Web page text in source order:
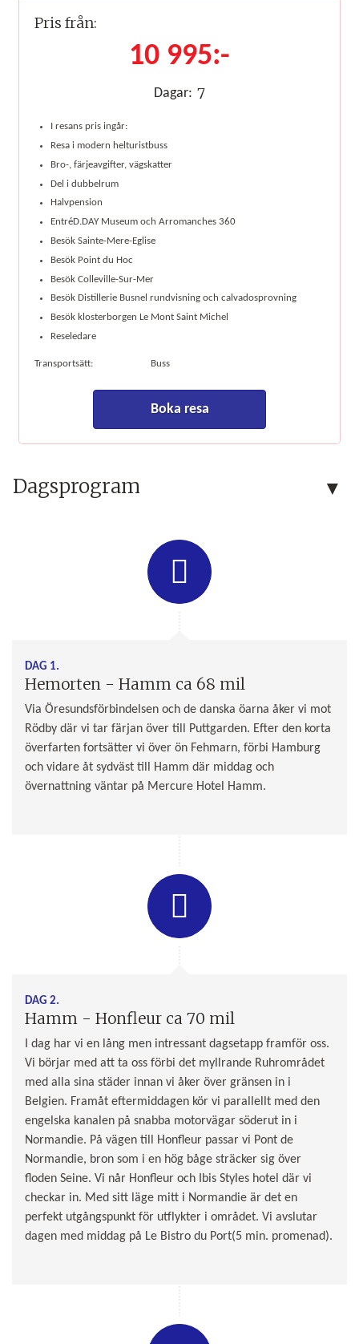
Pris från:
10 995:-
Dagar: 7
I resans pris ingår:
Resa i modern helturistbuss
Bro-, färjeavgifter, vägskatter
Del i dubbelrum
Halvpension
EntréD.DAY Museum och Arromanches 360
Besök Sainte-Mere-Eglise
Besök Point du Hoc
Besök Colleville-Sur-Mer
Besök Distillerie Busnel rundvisning och calvadosprovning
Besök klosterborgen Le Mont Saint Michel
Reseledare
Transportsätt: Buss
Boka resa
Dagsprogram
DAG 1.
Hemorten - Hamm ca 68 mil
Via Öresundsförbindelsen och de danska öarna åker vi mot
Rödby där vi tar färjan över till Puttgarden. Efter den korta
överfarten fortsätter vi över ön Fehmarn, förbi Hamburg
och vidare åt sydväst till Hamm där middag och
övernattning väntar på Mercure Hotel Hamm.
DAG 2.
Hamm - Honfleur ca 70 mil
I dag har vi en lång men intressant dagsetapp framför oss.
Vi börjar med att ta oss förbi det myllrande Ruhrområdet
med alla sina städer innan vi åker över gränsen in i
Belgien. Framåt eftermiddagen kör vi parallellt med den
engelska kanalen på snabba motorvägar söderut in i
Normandie. På vägen till Honfleur passar vi Pont de
Normandie, bron som i en hög båge sträcker sig över
floden Seine. Vi når Honfleur och Ibis Styles hotel där vi
checkar in. Med sitt läge mitt i Normandie är det en
perfekt utgångspunkt för utflykter i området. Vi avslutar
dagen med middag på Le Bistro du Port(5 min. promenad).